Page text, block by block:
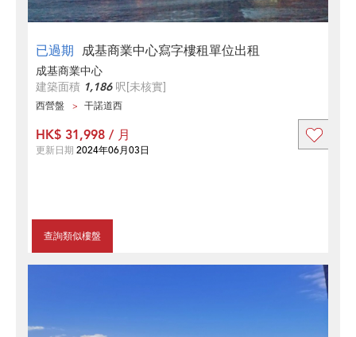
已過期 成基商業中心寫字樓租單位出租
成基商業中心
建築面積 1,186呎[未核實]
西營盤 干諾道西
查詢類似樓盤
HK$ 31,998 / 月
更新日期 2024年06月03日